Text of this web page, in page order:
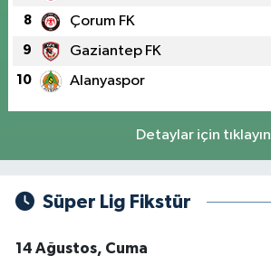
8 Çorum FK
9 Gaziantep FK
10 Alanyaspor
Detaylar için tıklayın
Süper Lig Fikstür
14 Ağustos, Cuma